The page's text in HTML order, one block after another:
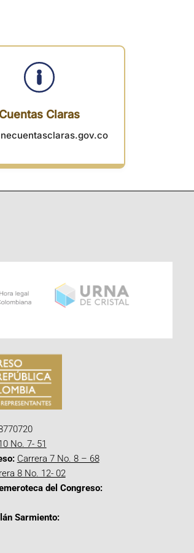
Cuentas Claras
No. 7- 51
Carrera 7 No. 8 – 68
8 No. 12- 02
del Congreso:
Sarmiento: